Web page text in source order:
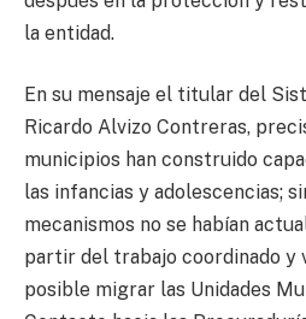
la entidad.
En su mensaje el titular del
Ricardo Alvizo Contreras,
municipios han construido
las infancias y adolescencias;
mecanismos no se habían
partir del trabajo coordinado y
posible migrar las Unidades